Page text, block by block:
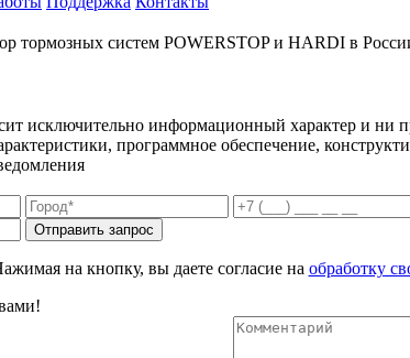
систем POWERSTOP и HARDI в
исключительно информационный характер и ни
программное обеспечение,
на кнопку, вы даете согласие на обработку